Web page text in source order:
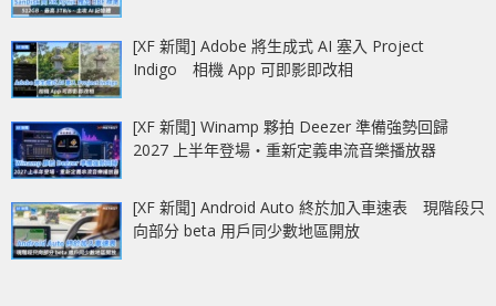
[XF 新聞] Adobe 將生成式 AI 塞入 Project
Indigo 相機 App 可即影即改相
[XF 新聞] Winamp 夥拍 Deezer 準備強勢回歸
2027 上半年登場‧重新定義串流音樂播放器
[XF 新聞] Android Auto 終於加入車速表 現階段只
向部分 beta 用戶同少數地區開放